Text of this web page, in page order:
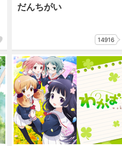
だんちがい
14916